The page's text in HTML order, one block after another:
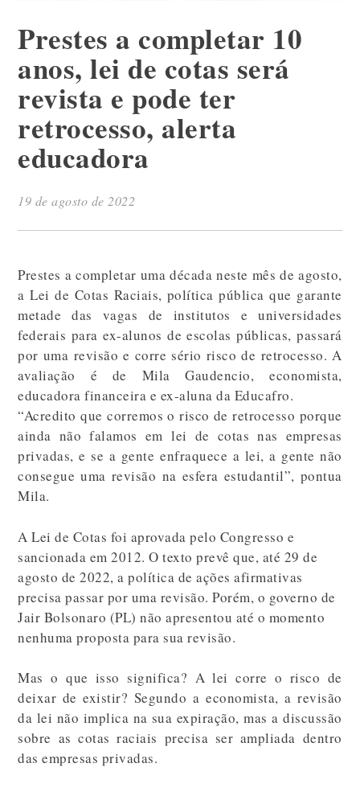
Prestes a completar 10
anos, lei de cotas será
revista e pode ter
retrocesso, alerta
educadora
19 de agosto de 2022
Prestes a completar uma década neste mês de agosto,
a Lei de Cotas Raciais, política pública que garante
metade das vagas de institutos e universidades
federais para ex-alunos de escolas públicas, passará
por uma revisão e corre sério risco de retrocesso. A
avaliação é de Mila Gaudencio, economista,
educadora financeira e ex-aluna da Educafro.
“Acredito que corremos o risco de retrocesso porque
ainda não falamos em lei de cotas nas empresas
privadas, e se a gente enfraquece a lei, a gente não
consegue uma revisão na esfera estudantil”, pontua
Mila.
A Lei de Cotas foi aprovada pelo Congresso e
sancionada em 2012. O texto prevê que, até 29 de
agosto de 2022, a política de ações afirmativas
precisa passar por uma revisão. Porém, o governo de
Jair Bolsonaro (PL) não apresentou até o momento
nenhuma proposta para sua revisão.
Mas o que isso significa? A lei corre o risco de
deixar de existir? Segundo a economista, a revisão
da lei não implica na sua expiração, mas a discussão
sobre as cotas raciais precisa ser ampliada dentro
das empresas privadas.